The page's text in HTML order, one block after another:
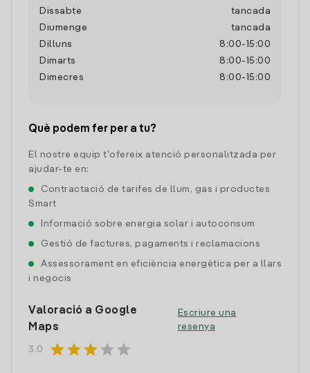
Dissabte
tancada
Diumenge
tancada
Dilluns
8:00- 15:00
Dimarts
8:00- 15:00
Dimecres
8:00- 15:00
Què podem fer per a tu?
El nostre equip t'ofereix atenció personalitzada per
ajudar-te en:
Contractació de tarifes de llum, gas i productes
Smart
Informació sobre energia solar i autoconsum
Gestió de factures, pagaments i reclamacions
Assessorament en eficiència energètica per a llars
i negocis
Valoració a Google
Maps
3.0 starstarstar star star
Escriure una
resenya